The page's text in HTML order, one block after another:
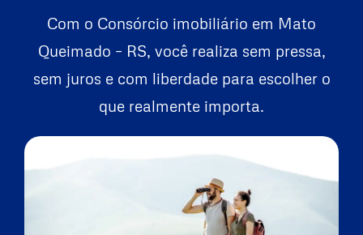
Com o Consórcio imobiliário em Mato
Queimado – RS, você realiza sem pressa,
sem juros e com liberdade para escolher o
que realmente importa.